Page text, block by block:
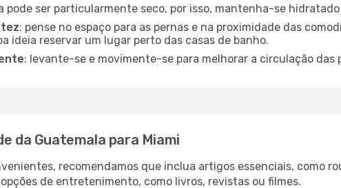
pode ser particularmente seco, por isso, mantenha-se
: pense no espaço para as pernas e na proximidade das
ideia reservar um lugar perto das casas de banho.
: levante-se e movimente-se para melhorar a circulação das
da Guatemala para Miami
recomendamos que inclua artigos essenciais, como
de entretenimento, como livros, revistas ou filmes.